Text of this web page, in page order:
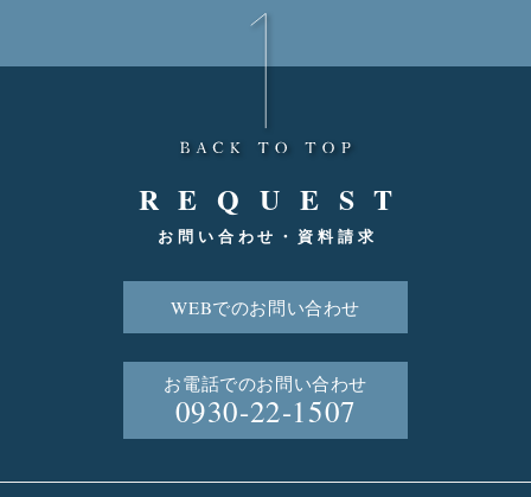
REQUEST
お問い合わせ・資料請求
WEBでのお問い合わせ
お電話でのお問い合わせ
0930-22-1507